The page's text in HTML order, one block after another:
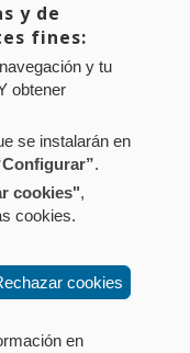
Page
7
»
de cookies
Dcha - 31001
y de
fines:
y tu
obtener
se instalarán en
.
cookies",
cookies.
cookies
en